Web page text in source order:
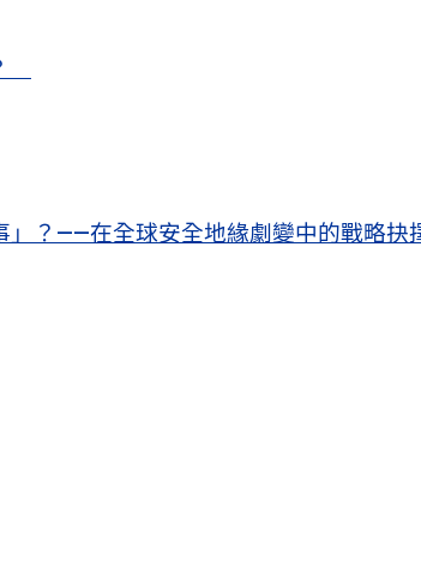
」？——在全球安全地緣劇變中的戰略抉